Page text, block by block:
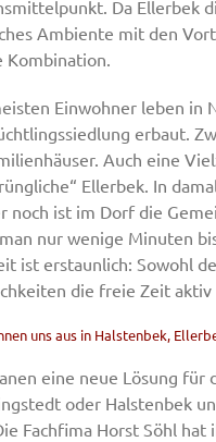
Da Ellerbek
Ambiente mit den
Kombination.
Einwohner leben in
erbaut.
Auch eine
Ellerbek. In
noch ist im Dorf die
nur wenige Minuten
ist erstaunlich: Sowohl
die freie Zeit
uns aus in Halstenbek,
eine neue Lösung für
oder Halstenbek
Fachfima Horst Söhl